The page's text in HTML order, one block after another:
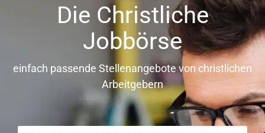
Die Christliche
Jobbörse
einfach passende Stellenangebote von christlichen
Arbeitgebern